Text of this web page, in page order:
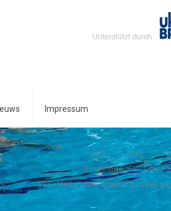
Impressum
Home DWL
Bundesliga
DSV
Pokalderby ohne Spannung: SSVE